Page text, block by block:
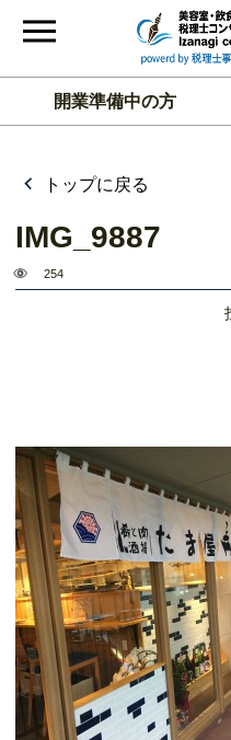
開業準備中の方
トップに戻る
IMG_9887
254